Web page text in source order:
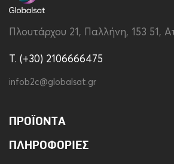
Υλικό
Χρώμα
Πλουτάρχου 21, Παλλήνη, 153 51,
T. (+30) 2106666475
infob2c@globalsat.gr
ΠΡΟΪΌΝΤΑ
ΠΛΗΡΟΦΟΡΊΕΣ